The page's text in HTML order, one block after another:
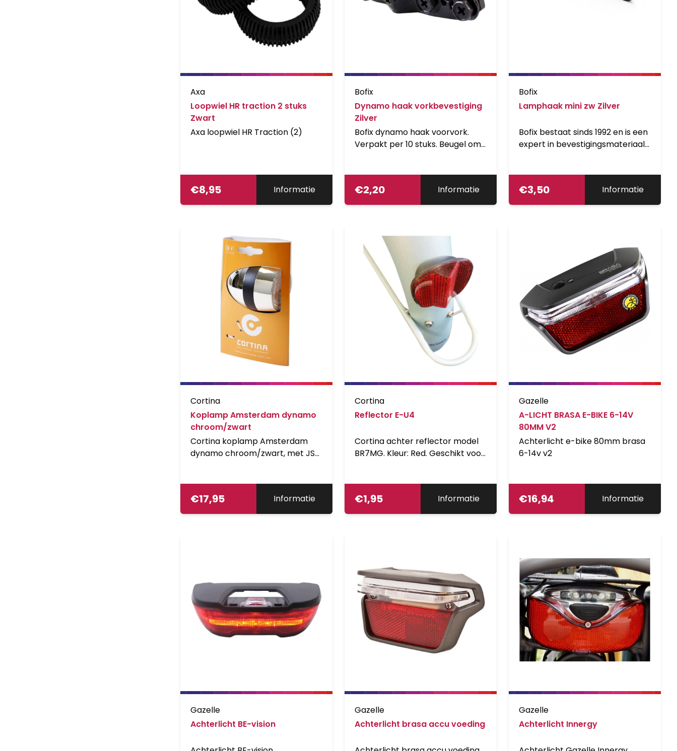
Axa
Loopwiel HR traction 2 stuks
Zwart
Axa loopwiel HR Traction (2)
€8,95 Informatie
Bofix
Dynamo haak vorkbevestiging
Zilver
Bofix dynamo haak voorvork.
Verpakt per 10 stuks. Beugel om
€2,20 Informatie
Bofix
Lamphaak mini zw Zilver
Bofix bestaat sinds 1992 en is een
expert in bevestigingsmateriaal
€3,50 Informatie
Cortina
Koplamp Amsterdam dynamo
chroom/zwart
Cortina koplamp Amsterdam
dynamo chroom/zwart, met JST
€17,95 Informatie
Cortina
Reflector E-U4
Cortina achter reflector model
BR7MG. Kleur: Red. Geschikt voor:
€1,95 Informatie
Gazelle
A-LICHT BRASA E-BIKE 6-14V
80MM V2
Achterlicht e-bike 80mm brasa
6-14v v2
€16,94 Informatie
Gazelle
Achterlicht BE-vision
Gazelle
Achterlicht brasa accu voeding
Gazelle
Achterlicht Innergy